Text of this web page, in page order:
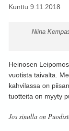
Kunttu 9.11.2018
Niina
Heinosen
vuotista taivalta.
kahvilassa on
tuotteita on myyty
Jos sinulla on